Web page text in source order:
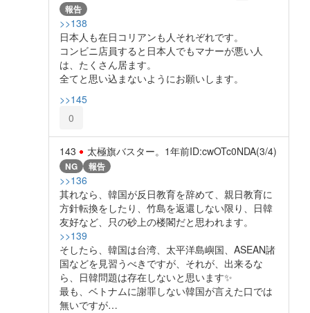
報告
>>138
日本人も在日コリアンも人それぞれです。
コンビニ店員すると日本人でもマナーが悪い人
は、たくさん居ます。
全てと思い込まないようにお願いします。
>>145
0
143 太極旗バスター。 1年前ID:cwOTc0NDA(3/4)
NG 報告
>>136
其れなら、韓国が反日教育を辞めて、親日教育に
方針転換をしたり、竹島を返還しない限り、日韓
友好など、只の砂上の楼閣だと思われます。
>>139
そしたら、韓国は台湾、太平洋島嶼国、ASEAN諸
国などを見習うべきですが、それが、出来るな
ら、日韓問題は存在しないと思います✨️
最も、ベトナムに謝罪しない韓国が言えた口では
無いですが…